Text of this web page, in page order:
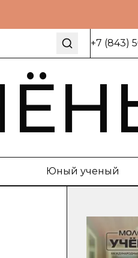
+7 (843)
Юный ученый